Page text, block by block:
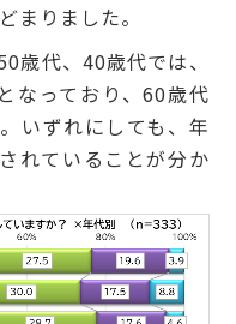
まりました。
歳代、40歳代では、
なっており、60歳代
いずれにしても、年
れていることが分か